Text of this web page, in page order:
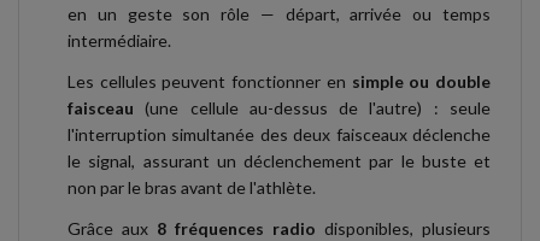
en un geste son rôle — départ, arrivée ou temps
intermédiaire.
Les cellules peuvent fonctionner en simple ou double
faisceau (une cellule au-dessus de l'autre) : seule
l'interruption simultanée des deux faisceaux déclenche
le signal, assurant un déclenchement par le buste et
non par le bras avant de l'athlète.
Grâce aux 8 fréquences radio disponibles, plusieurs